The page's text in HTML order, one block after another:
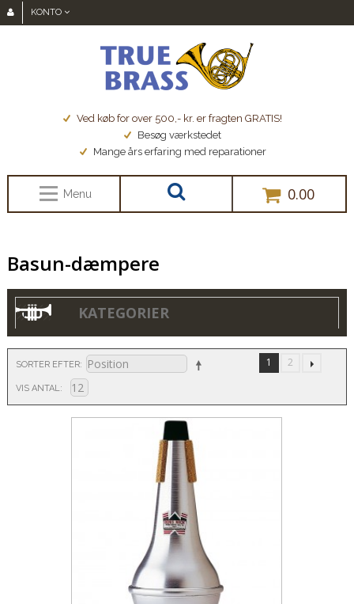
KONTO
Ved køb for over 500,- kr. er fragten GRATIS!
Besøg værkstedet
Mange års erfaring med reparationer
0.00
Menu
Basun-dæmpere
KATEGORIER
SORTER EFTER
VIS ANTAL
1 2